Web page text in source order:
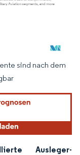
Namensnennung
sind nach dem
Ausleger-